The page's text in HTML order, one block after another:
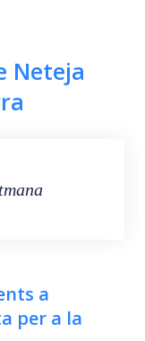
Neteja
a
per a la